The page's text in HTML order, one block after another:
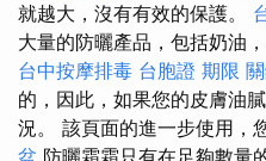
就越大，沒有有效的保護。
大量的防曬產品，包括奶油
台中按摩排毒 台胞證 期限
的，因此，如果您的皮膚油
況。 該頁面的進一步使用，
盆 防曬霜霜只有在足夠數量